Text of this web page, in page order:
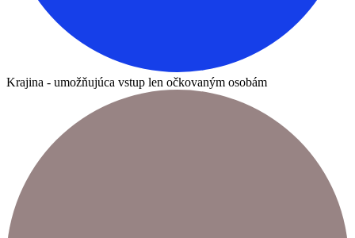
Krajina - umožňujúca vstup len očkovaným osobám